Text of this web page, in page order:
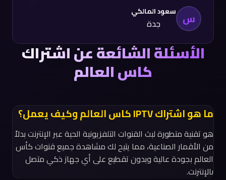
س سعود المالكي
جدة
الأسئلة الشائعة عن اشتراك
كاس العالم
ما هو اشتراك IPTV كاس العالم وكيف يعمل؟
هو تقنية متطورة لبث القنوات التلفزيونية الحية عبر الإنترنت بدلاً
من الأقمار الصناعية، مما يتيح لك مشاهدة جميع قنوات كأس
العالم بجودة عالية وبدون تقطيع على أي جهاز ذكي متصل
بالإنترنت.